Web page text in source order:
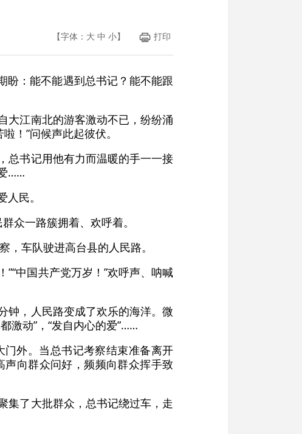
【字体： 大 中 小】 打印
盼：能不能遇到总书记？能不能跟
大江南北的游客激动不已，纷纷涌
！”问候声此起彼伏。
总书记用他有力而温暖的手一一接
……
民。
众一路簇拥着、欢呼着。
车队驶进高台县的人民路。
中国共产党万岁！”欢呼声、呐喊
钟，人民路变成了欢乐的海洋。微
激动”，“发自内心的爱”……
外。当总书记考察结束准备离开
向群众问好，频频向群众挥手致
集了大批群众，总书记绕过车，走